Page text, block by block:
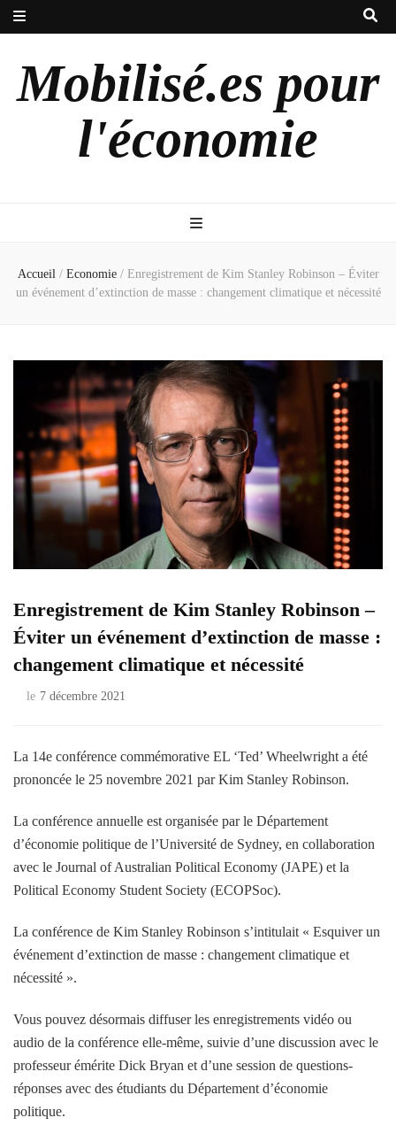
Mobilisé.es pour
l'économie
Accueil / Economie / Enregistrement de Kim Stanley Robinson – Éviter
un événement d’extinction de masse : changement climatique et nécessité
Enregistrement de Kim Stanley Robinson –
Éviter un événement d’extinction de masse :
changement climatique et nécessité
le 7 décembre 2021
La 14e conférence commémorative EL ‘Ted’ Wheelwright a été
prononcée le 25 novembre 2021 par Kim Stanley Robinson.
La conférence annuelle est organisée par le Département
d’économie politique de l’Université de Sydney, en collaboration
avec le Journal of Australian Political Economy (JAPE) et la
Political Economy Student Society (ECOPSoc).
La conférence de Kim Stanley Robinson s’intitulait « Esquiver un
événement d’extinction de masse : changement climatique et
nécessité ».
Vous pouvez désormais diffuser les enregistrements vidéo ou
audio de la conférence elle-même, suivie d’une discussion avec le
professeur émérite Dick Bryan et d’une session de questions-
réponses avec des étudiants du Département d’économie
politique.